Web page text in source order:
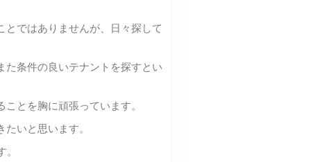
とではありませんが、日々探して
た条件の良いテナントを探すとい
とを胸に頑張っています。
いと思います。